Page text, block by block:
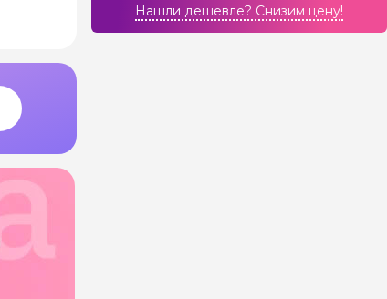
Нашли дешевле? Cнизим цену!